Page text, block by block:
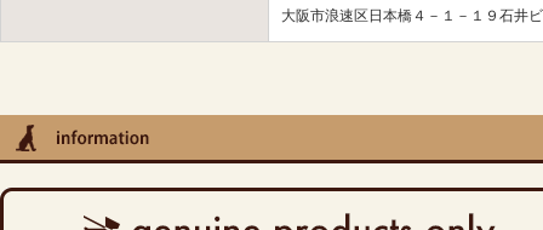
大阪市浪速区日本橋４－１－１９石井